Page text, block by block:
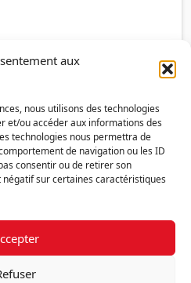
aux
nous utilisons des technologies
et/ou accéder aux informations des
technologies nous permettra de
de navigation ou les ID
consentir ou de retirer son
sur certaines caractéristiques
RGPD
contacter